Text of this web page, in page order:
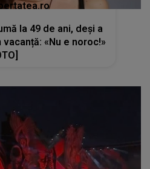
la 49 de ani, deși a
«Nu e noroc!»